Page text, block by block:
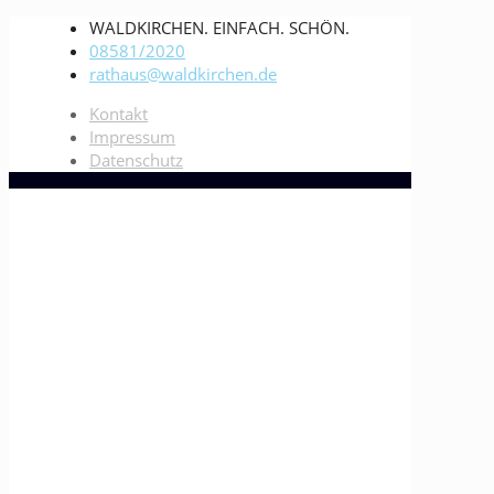
WALDKIRCHEN. EINFACH. SCHÖN.
08581/2020
rathaus@waldkirchen.de
Kontakt
Impressum
Datenschutz